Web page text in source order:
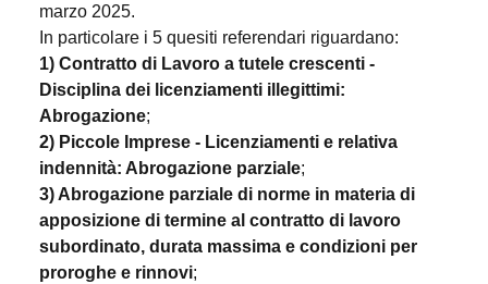
marzo 2025.
In particolare i 5 quesiti referendari riguardano:
1) Contratto di Lavoro a tutele crescenti -
Disciplina dei licenziamenti illegittimi:
Abrogazione;
2) Piccole Imprese - Licenziamenti e relativa
indennità: Abrogazione parziale;
3) Abrogazione parziale di norme in materia di
apposizione di termine al contratto di lavoro
subordinato, durata massima e condizioni per
proroghe e rinnovi;